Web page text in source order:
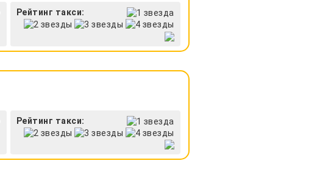
Рейтинг такси:
Рейтинг такси: